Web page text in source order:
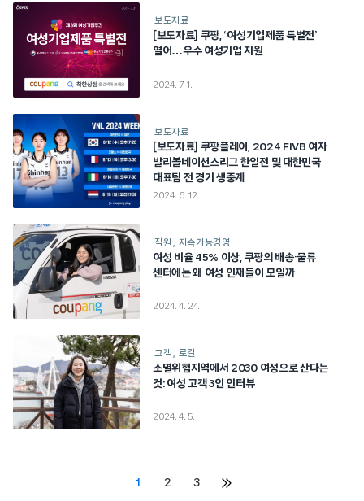
보도자료
[보도자료] 쿠팡, ‘여성기업제품 특별전’
열어…우수 여성기업 지원
2024. 7. 1.
보도자료
[보도자료] 쿠팡플레이, 2024 FIVB 여자
발리볼네이션스리그 한일전 및 대한민국
대표팀 전 경기 생중계
2024. 6. 12.
직원 지속가능경영
여성 비율 45% 이상, 쿠팡의 배송·물류
센터에는 왜 여성 인재들이 모일까
2024. 4. 24.
고객 로컬
소멸위험지역에서 2030 여성으로 산다는
것: 여성 고객 3인 인터뷰
2024. 4. 5.
1 2 3
다음